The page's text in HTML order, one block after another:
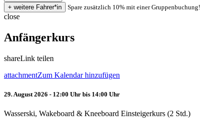
Spare zusätzlich 10% mit einer Gruppenbuchung!
close
Anfängerkurs
shareLink teilen
attachmentZum Kalendar hinzufügen
29. August 2026 - 12:00 Uhr bis 14:00 Uhr
Wasserski, Wakeboard & Kneeboard Einsteigerkurs (2 Std.)